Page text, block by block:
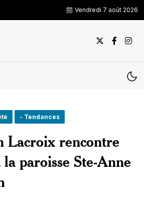
Vendredi 7 août 2026
- Tendances
Lacroix rencontre
paroisse Ste-Anne